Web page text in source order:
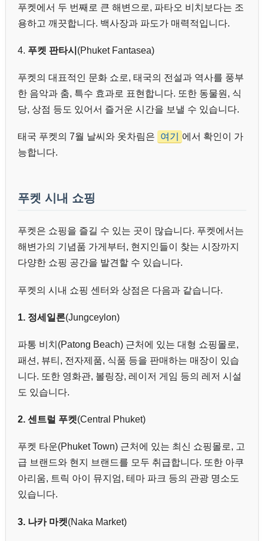
푸켓에서 두 번째로 큰 해변으로, 파타오 비치보다는 조
용하고 깨끗합니다. 백사장과 파도가 매력적입니다.
4. 푸켓 판타시 (Phuket Fantasea)
푸켓의 대표적인 문화 쇼로, 태국의 전설과 역사를 풍부
한 음악과 춤, 특수 효과로 표현합니다. 또한 동물원, 식
당, 상점 등도 있어서 즐거운 시간을 보낼 수 있습니다.
태국 푸켓의 7월 날씨와 옷차림은 여기
에서 확인이 가
능합니다.
푸켓 시내 쇼핑
푸켓은 쇼핑을 즐길 수 있는 곳이 많습니다. 푸켓에서는
해변가의 기념품 가게부터, 현지인들이 찾는 시장까지
다양한 쇼핑 공간을 발견할 수 있습니다.
푸켓의 시내 쇼핑 센터와 상점은 다음과 같습니다.
1. 정세일론(Jungceylon)
파통 비치(Patong Beach) 근처에 있는 대형 쇼핑몰로,
패션, 뷰티, 전자제품, 식품 등을 판매하는 매장이 있습
니다. 또한 영화관, 볼링장, 레이저 게임 등의 레저 시설
도 있습니다.
2. 센트럴 푸켓(Central Phuket)
푸켓 타운(Phuket Town) 근처에 있는 최신 쇼핑몰로, 고
급 브랜드와 현지 브랜드를 모두 취급합니다. 또한 아쿠
아리움, 트릭 아이 뮤지엄, 테마 파크 등의 관광 명소도
있습니다.
3. 나카 마켓(Naka Market)